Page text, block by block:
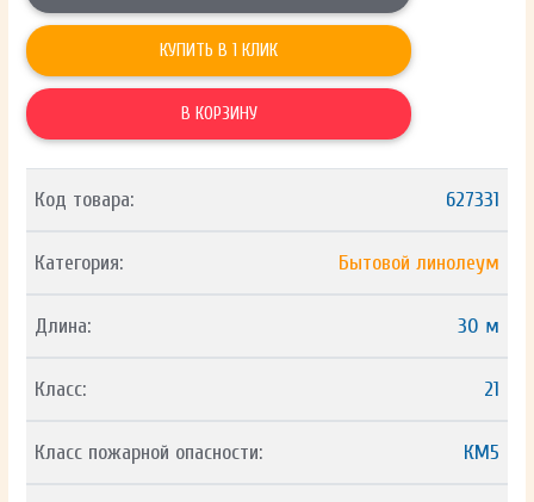
КУПИТЬ В 1 КЛИК
В КОРЗИНУ
Код товара: 627331
Категория: Бытовой линолеум
Длина: 30 м
Класс: 21
Класс пожарной опасности: КМ5